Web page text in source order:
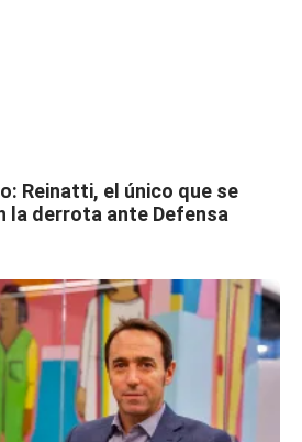
Reinatti, el único que se
la derrota ante Defensa